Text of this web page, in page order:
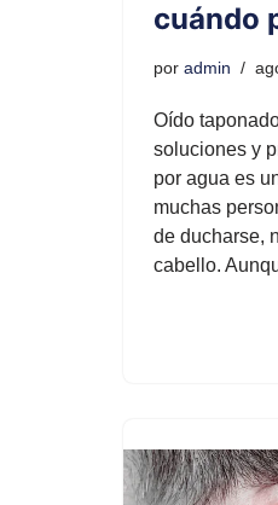
cuándo
por admin
Oído
soluciones y
por agua es
muchas
de ducharse,
cabello.